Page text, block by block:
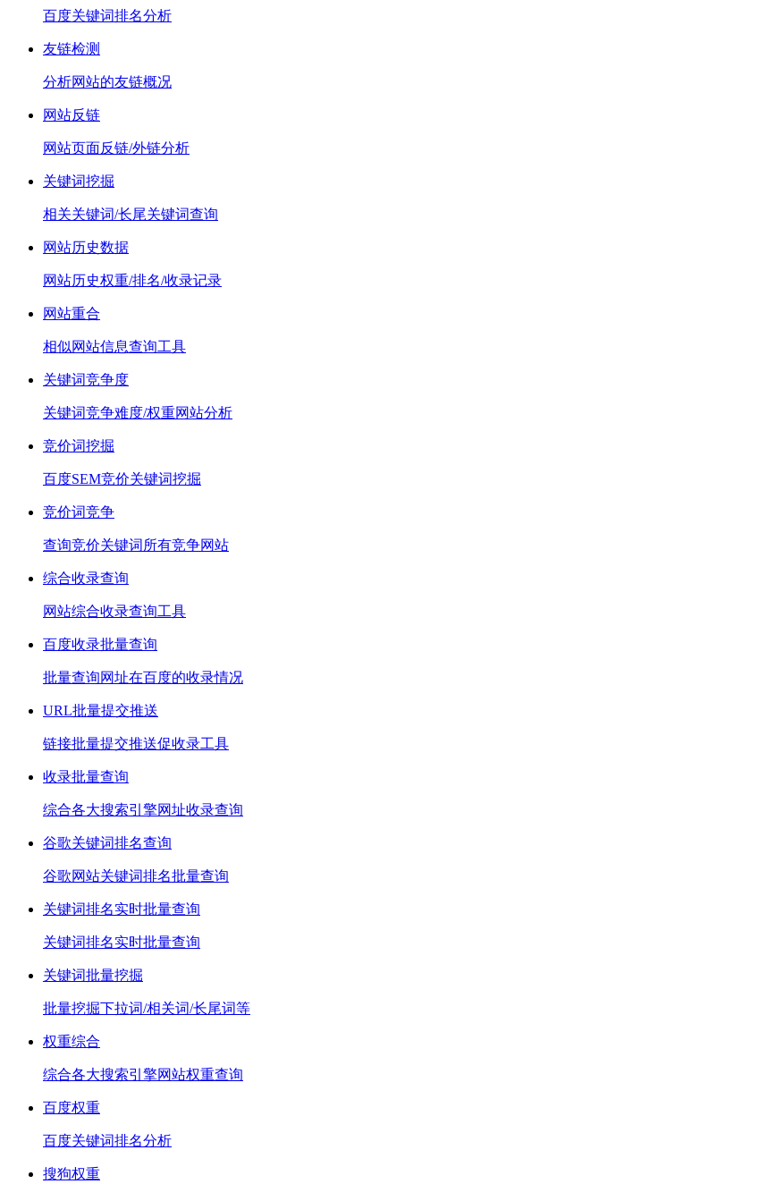
百度关键词排名分析
友链检测
分析网站的友链概况
网站反链
网站页面反链/外链分析
关键词挖掘
相关关键词/长尾关键词查询
网站历史数据
网站历史权重/排名/收录记录
网站重合
相似网站信息查询工具
关键词竞争度
关键词竞争难度/权重网站分析
竞价词挖掘
百度SEM竞价关键词挖掘
竞价词竞争
查询竞价关键词所有竞争网站
综合收录查询
网站综合收录查询工具
百度收录批量查询
批量查询网址在百度的收录情况
URL批量提交推送
链接批量提交推送促收录工具
收录批量查询
综合各大搜索引擎网址收录查询
谷歌关键词排名查询
谷歌网站关键词排名批量查询
关键词排名实时批量查询
关键词排名实时批量查询
关键词批量挖掘
批量挖掘下拉词/相关词/长尾词等
权重综合
综合各大搜索引擎网站权重查询
百度权重
百度关键词排名分析
搜狗权重